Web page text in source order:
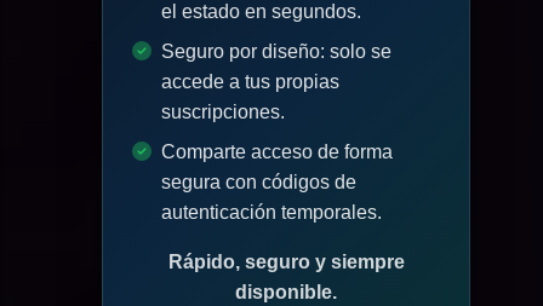
el estado en segundos.
Seguro por diseño: solo se
accede a tus propias
suscripciones.
Comparte acceso de forma
segura con códigos de
autenticación temporales.
Rápido, seguro y siempre
disponible.